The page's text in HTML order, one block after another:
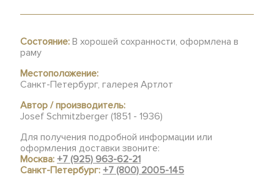
Состояние: В хорошей сохранности, оформлена в
раму
Местоположение:
Санкт-Петербург, галерея Артлот
Автор / производитель:
Josef Schmitzberger (1851 - 1936)
Для получения подробной информации или
оформления доставки звоните:
Москва:+7 (925) 963-62-21
Санкт-Петербург:+7 (800) 2005-145